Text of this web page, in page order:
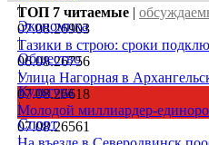
|
Экономика
|
Общество
|
Культура
|
Спорт
|
ТОП 7 читаемые |
07.08.26903
Тазики в строю: сроки
06.08.26756
Улица Нагорная в
07.08.26618
Молодой миллиардер-
07.08.26561